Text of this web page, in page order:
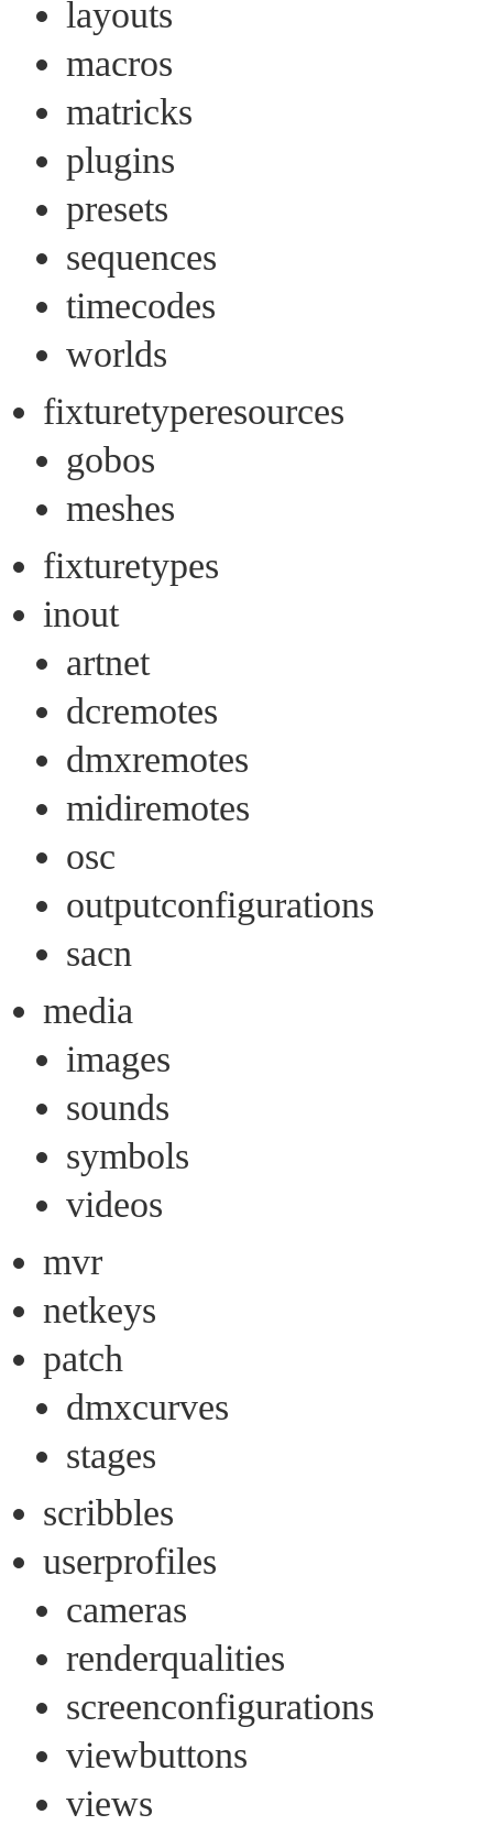
layouts
macros
matricks
plugins
presets
sequences
timecodes
worlds
fixturetyperesources
gobos
meshes
fixturetypes
inout
artnet
dcremotes
dmxremotes
midiremotes
osc
outputconfigurations
sacn
media
images
sounds
symbols
videos
mvr
netkeys
patch
dmxcurves
stages
scribbles
userprofiles
cameras
renderqualities
screenconfigurations
viewbuttons
views